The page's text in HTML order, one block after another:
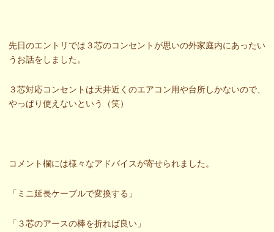
先日のエントリでは３芯のコンセントが思いの外家庭内にあったい
うお話をしました。
３芯対応コンセントは天井近くのエアコン用や台所しかないので、
やっぱり使えないという（笑）
コメント欄には様々なアドバイスが寄せられました。
「ミニ延長ケーブルで変換する」
「３芯のアースの棒を折れば良い」